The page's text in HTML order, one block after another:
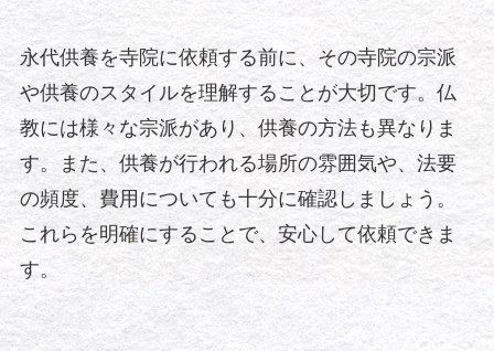
永代供養を寺院に依頼する前に、その寺院の宗派
や供養のスタイルを理解することが大切です。仏
教には様々な宗派があり、供養の方法も異なりま
す。また、供養が行われる場所の雰囲気や、法要
の頻度、費用についても十分に確認しましょう。
これらを明確にすることで、安心して依頼できま
す。